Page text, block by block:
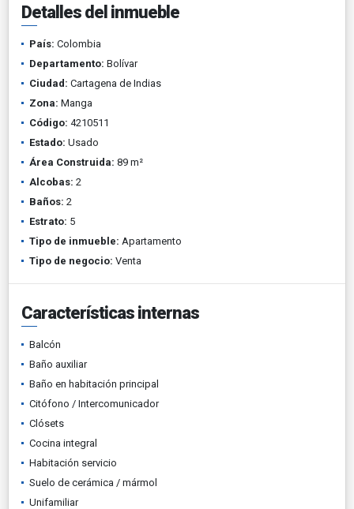
Detalles del inmueble
País: Colombia
Departamento: Bolívar
Ciudad: Cartagena de Indias
Zona: Manga
Código: 4210511
Estado: Usado
Área Construida: 89 m²
Alcobas: 2
Baños: 2
Estrato: 5
Tipo de inmueble: Apartamento
Tipo de negocio: Venta
Características internas
Balcón
Baño auxiliar
Baño en habitación principal
Citófono / Intercomunicador
Clósets
Cocina integral
Habitación servicio
Suelo de cerámica / mármol
Unifamiliar